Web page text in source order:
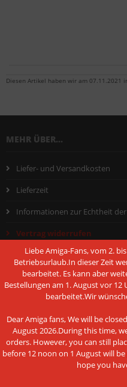
Diesen Artikel haben wir am 07.11.2021
Liebe Amiga-Fans, vom 2.
Betriebsurlaub.In dieser Zeit
bearbeitet. Es kann aber
Bestellungen am 1. August vor
bearbeitet.Wir
Dear Amiga fans, We will be
August 2026.During this time,
orders. However, you can still
before 12 noon on 1 August will
hope you
MEHR ÜBER...
Liefer- und Versandkosten
Lieferzeit
Informationen zur Echtheit
Vertrag widerrufen
Widerrufsrecht + Muster-
AGB - Allgemeine
Hinweis nach dem
Datenschutzerklärung
Impressum
Cookie Einstellungen